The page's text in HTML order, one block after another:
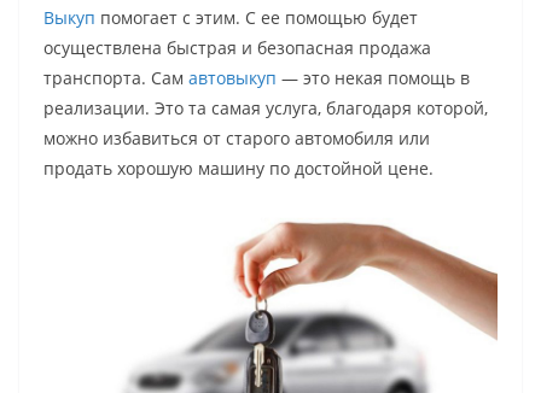
Выкуп помогает с этим. С ее помощью будет
осуществлена быстрая и безопасная продажа
транспорта. Сам автовыкуп — это некая помощь в
реализации. Это та самая услуга, благодаря которой,
можно избавиться от старого автомобиля или
продать хорошую машину по достойной цене.